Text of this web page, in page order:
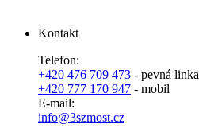
Kontakt
Telefon:
+420 476 709 473 - pevná linka
+420 777 170 947 - mobil
E-mail:
info@3szmost.cz